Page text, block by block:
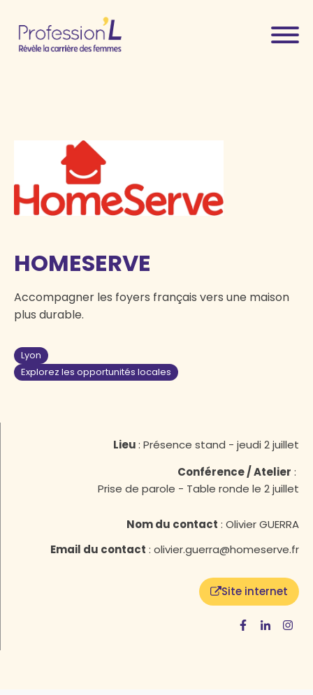
HOMESERVE
Accompagner les foyers français vers une maison
plus durable.
Lyon
Explorez les opportunités locales
Lieu: Présence stand - jeudi 2 juillet
Conférence / Atelier :
Prise de parole - Table ronde le 2 juillet
Nom du contact : Olivier GUERRA
Email du contact : olivier.guerra@homeserve.fr
Site internet